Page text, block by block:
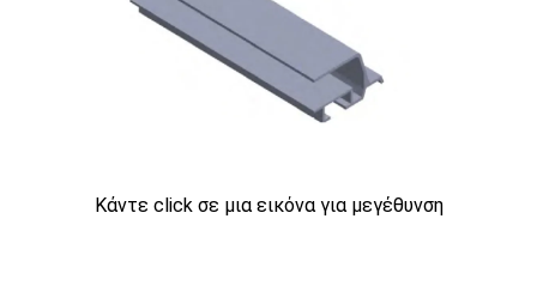
Κάντε click σε μια εικόνα για μεγέθυνση